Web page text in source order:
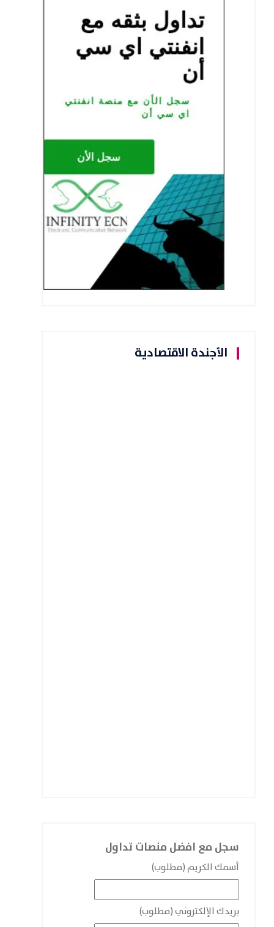
الأجندة الاقتصادية
سجل مع افضل منصات تداول
أسمك الكريم (مطلوب)
بريدك الإلكتروني (مطلوب)